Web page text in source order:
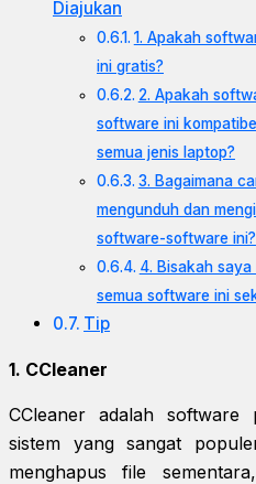
Diajukan
1. Apakah
ini gratis?
2. Apakah
software ini
semua jenis laptop?
3. Bagaimana
mengunduh dan
software-software ini?
4. Bisakah saya
semua software ini
Tip
1. CCleaner
CCleaner adalah software
sistem yang sangat
menghapus file